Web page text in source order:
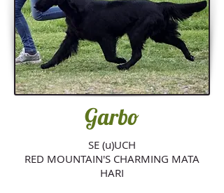
Garbo
SE (u)UCH
RED MOUNTAIN'S CHARMING MATA
HARI